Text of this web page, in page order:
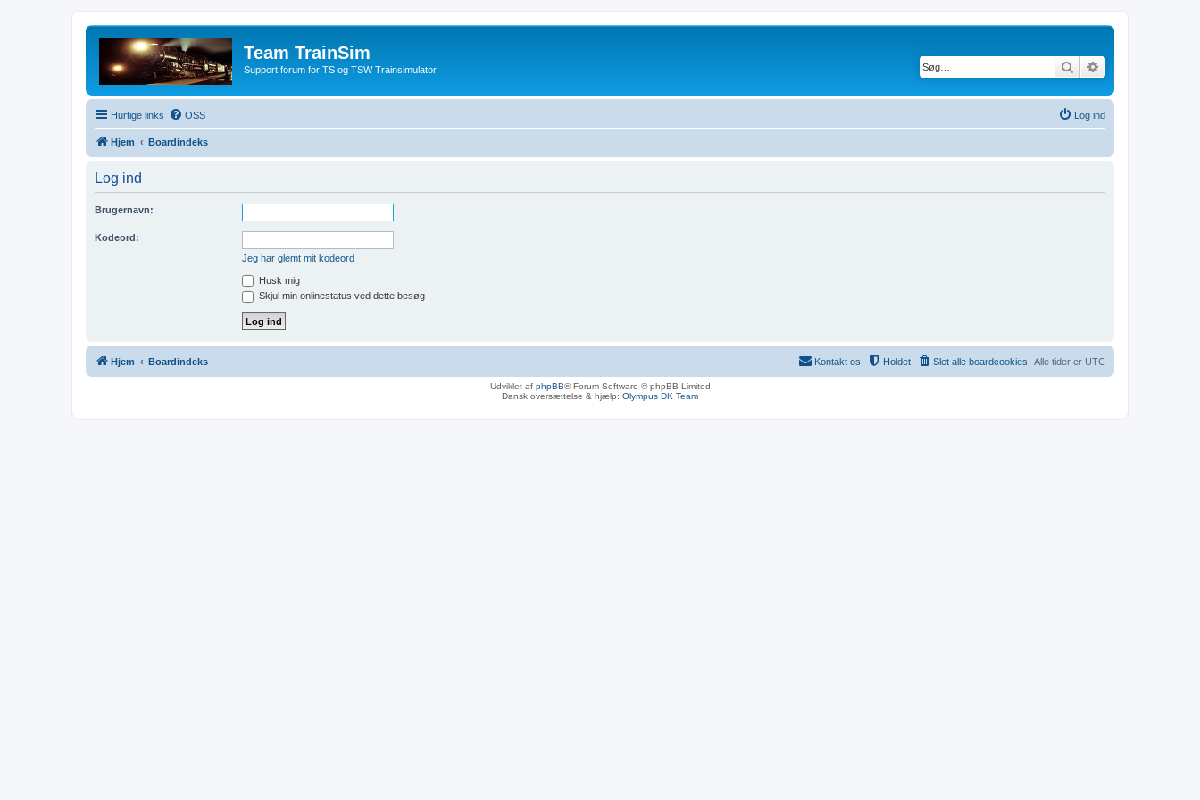
Team TrainSim
Support forum for TS og TSW Trainsimulator Søg
Hurtige links OSS Log ind
Hjem Boardindeks
Log ind
Brugernavn:
Kodeord:
Jeg har glemt mit kodeord
Husk mig
Skjul min onlinestatus ved dette besøg
Hjem Boardindeks Alle tider er UTC
Slet alle boardcookies
Holdet
Kontakt os
Udviklet af phpBB® Forum Software © phpBB Limited
Dansk oversættelse & hjælp: Olympus DK Team